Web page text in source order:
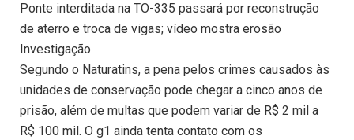
Ponte interditada na TO-335 passará por reconstrução
de aterro e troca de vigas; vídeo mostra erosão
Investigação
Segundo o Naturatins, a pena pelos crimes causados às
unidades de conservação pode chegar a cinco anos de
prisão, além de multas que podem variar de R$ 2 mil a
R$ 100 mil. O g1 ainda tenta contato com os